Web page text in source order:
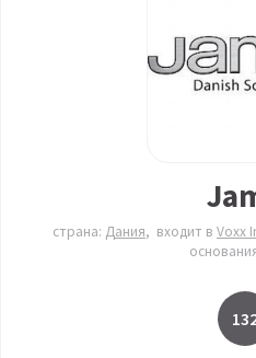
страна: Дания входит в Voxx